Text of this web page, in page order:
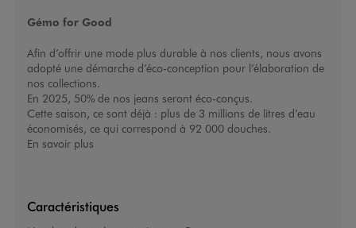
Gémo for Good
Afin d’offrir une mode plus durable à nos clients, nous avons
adopté une démarche d’éco-conception pour l’élaboration de
nos collections.
En 2025, 50% de nos jeans seront éco-conçus.
Cette saison, ce sont déjà : plus de 3 millions de litres d’eau
économisés, ce qui correspond à 92 000 douches.
En savoir plus
Caractéristiques